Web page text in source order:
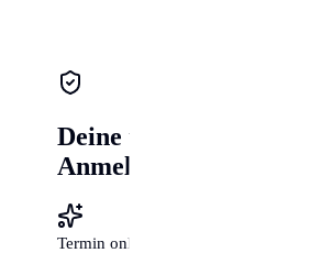
Deine ultimative
Anmeldung
Termin online vereinbart und